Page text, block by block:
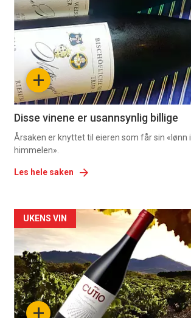
detail
-
section
11
Dagens
rett
2
+
Disse vinene er usannsynlig billige
Årsaken er knyttet til eieren som får sin «lønn i
himmelen».
Les hele saken
Artikler
detail
-
section
UKENS VIN